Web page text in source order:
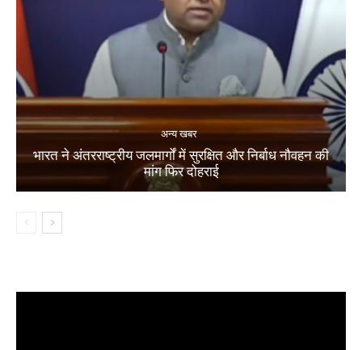
अन्य खबर
भारत ने अंतरराष्ट्रीय जलमार्गों में सुरक्षित और निर्बाध नौवहन की
मांग फिर दोहराई